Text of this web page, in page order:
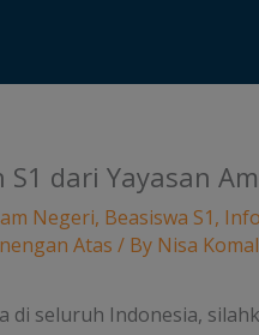
S1 dari Yayasan
Negeri, Beasiswa S1,
Atas / By Nisa
di seluruh Indonesia,